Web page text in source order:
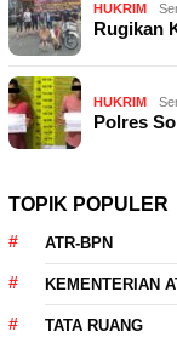
HUKRIM
Rugikan
HUKRIM
Polres
TOPIK POPULER
ATR-BPN
KEMENTERIAN
TATA RUANG